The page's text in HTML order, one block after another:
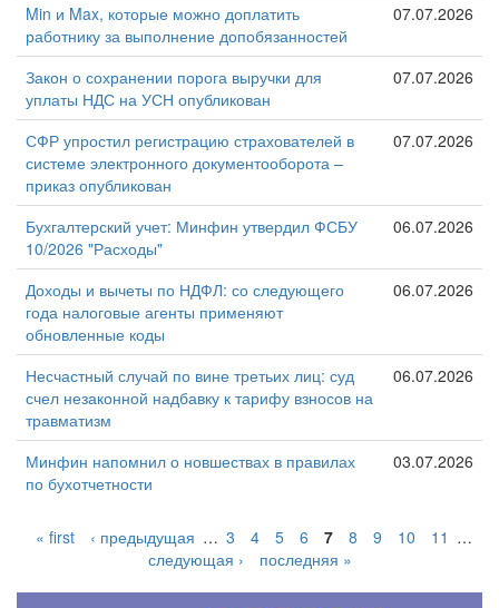
Min и Max, которые можно доплатить
работнику за выполнение допобязанностей
07.07.2026
Закон о сохранении порога выручки для
уплаты НДС на УСН опубликован
07.07.2026
СФР упростил регистрацию страхователей в
системе электронного документооборота –
приказ опубликован
07.07.2026
Бухгалтерский учет: Минфин утвердил ФСБУ
10/2026 "Расходы"
06.07.2026
Доходы и вычеты по НДФЛ: со следующего
года налоговые агенты применяют
обновленные коды
06.07.2026
Несчастный случай по вине третьих лиц: суд
счел незаконной надбавку к тарифу взносов на
травматизм
06.07.2026
Минфин напомнил о новшествах в правилах
по бухотчетности
03.07.2026
« first ‹ предыдущая … 3 4 5 6 7 8 9 10 11 …
следующая ›
последняя »